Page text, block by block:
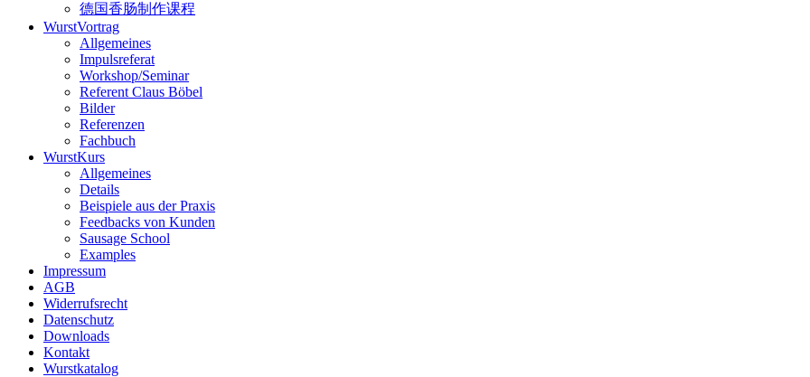
德国香肠制作课程
WurstVortrag
Allgemeines
Impulsreferat
Workshop/Seminar
Referent Claus Böbel
Bilder
Referenzen
Fachbuch
WurstKurs
Allgemeines
Details
Beispiele aus der Praxis
Feedbacks von Kunden
Sausage School
Examples
Impressum
AGB
Widerrufsrecht
Datenschutz
Downloads
Kontakt
Wurstkatalog